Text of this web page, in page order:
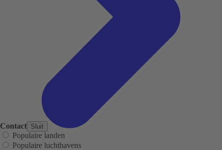
Contact Sluit
Populaire landen
Populaire luchthavens